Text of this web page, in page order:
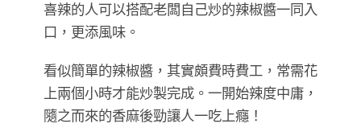
喜辣的人可以搭配老闆自己炒的辣椒醬一同入
口，更添風味。
看似簡單的辣椒醬，其實頗費時費工，常需花
上兩個小時才能炒製完成。一開始辣度中庸，
隨之而來的香麻後勁讓人一吃上癮！